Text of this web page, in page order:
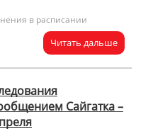
в расписании
Читать дальше
Сайгатка –